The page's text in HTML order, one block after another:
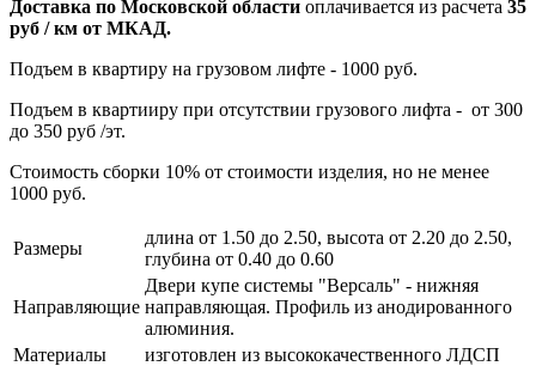
Доставка по Московской области оплачивается из расчета 35
руб / км от МКАД.
Подъем в квартиру на грузовом лифте - 1000 руб.
Подъем в квартииру при отсутствии грузового лифта - от 300
до 350 руб /эт.
Стоимость сборки 10% от стоимости изделия, но не менее
1000 руб.
Размеры
длина от 1.50 до 2.50, высота от 2.20 до 2.50,
глубина от 0.40 до 0.60
Направляющие
Двери купе системы "Версаль" - нижняя
направляющая. Профиль из анодированного
алюминия.
Материалы
изготовлен из высококачественного ЛДСП